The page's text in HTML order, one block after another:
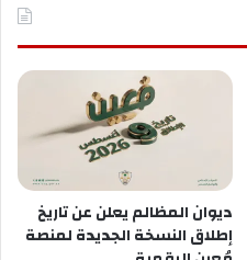
ديوان المظالم يعلن عن تاريخ
إطلاق النسخة الجديدة لمنصة